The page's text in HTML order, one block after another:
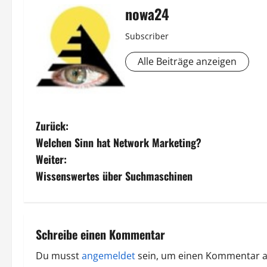
nowa24
Subscriber
Alle Beiträge anzeigen
B
e
i
r
a
Zurück:
Welchen Sinn hat Network Marketing?
Weiter:
Wissenswertes über Suchmaschinen
Schreibe einen Kommentar
Du musstangemeldetsein, um einen Kommentar